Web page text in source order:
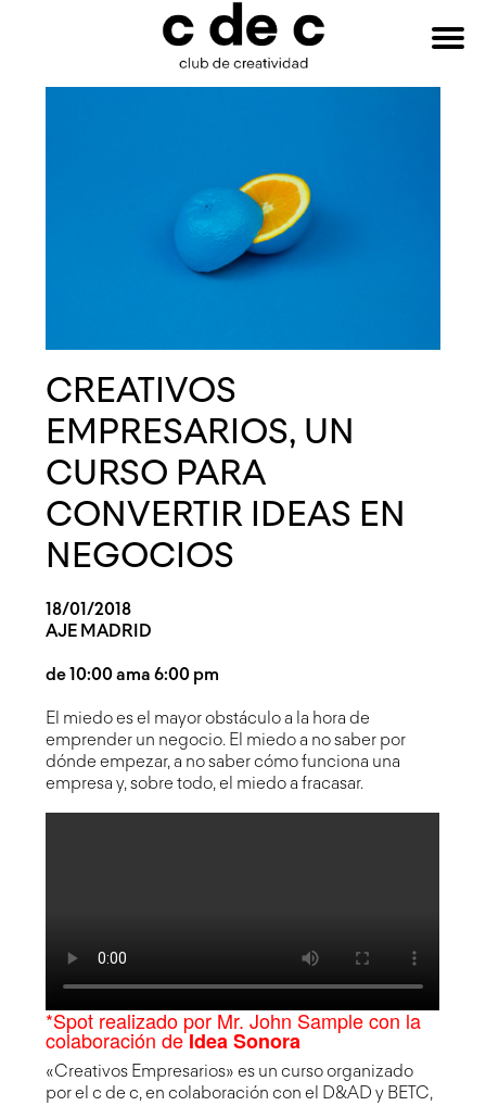
HAZTE
CREATIVOS
EMPRESARIOS, UN
CURSO PARA
CONVERTIR IDEAS EN
NEGOCIOS
18/01/2018
AJE MADRID
de 10:00 ama 6:00 pm
El miedo es el mayor obstáculo a la hora de
emprender un negocio. El miedo a no saber por
dónde empezar, a no saber cómo funciona una
empresa y, sobre todo, el miedo a fracasar.
*Spot realizado por Mr. John Sample con la
colaboración deIdea Sonora
«Creativos Empresarios» es un curso organizado
por el c de c, en colaboración con el D&AD y BETC,